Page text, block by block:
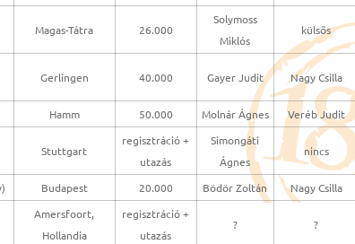
Magas-Tátra 26.000
Solymoss
Miklós
külsős
Gerlingen 40.000 Gayer Judit Nagy Csilla
Hamm 50.000 Molnár Ágnes Veréb Judit
Stuttgart
regisztráció +
utazás
Simongáti
Ágnes
nincs
Budapest 20.000 Bödör Zoltán Nagy Csilla
Amersfoort,
Hollandia
regisztráció +
utazás
? ?